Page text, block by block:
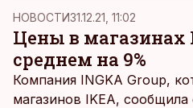
НОВОСТИ31.12.21, 11:02
Цены в магазинах
среднем на 9%
Компания INGKA Group,
магазинов IKEA,